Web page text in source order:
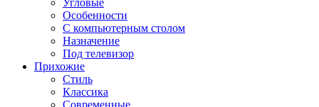
Угловые
Особенности
С компьютерным столом
Назначение
Под телевизор
Прихожие
Стиль
Классика
Современные